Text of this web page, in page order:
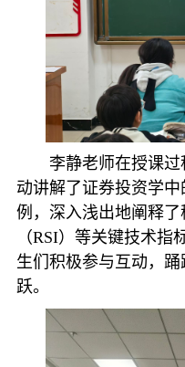
李静老师在授课
动讲解了证券投资学
例，深入浅出地阐释
（RSI）等关键技术
生们积极参与互动，
跃。